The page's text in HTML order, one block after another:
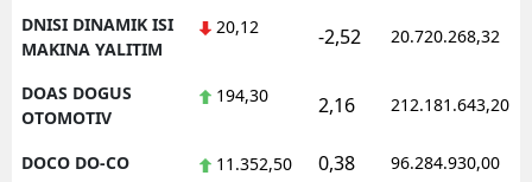
DNISI DINAMIK ISI
MAKINA YALITIM
20,12 -2,52 20.720.268,32
DOAS DOGUS
OTOMOTIV
194,30 2,16 212.181.643,20
DOCO DO-CO 11.352,50 0,38 96.284.930,00